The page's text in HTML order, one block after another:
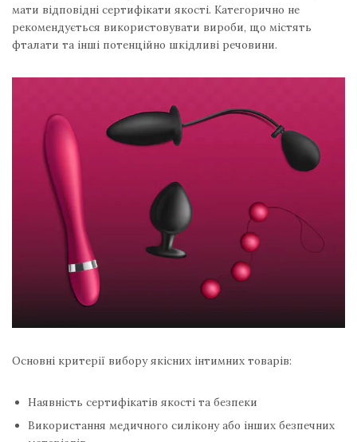
мати відповідні сертифікати якості. Категорично не
рекомендується використовувати вироби, що містять
фталати та інші потенційно шкідливі речовини.
Основні критерії вибору якісних інтимних товарів:
Наявність сертифікатів якості та безпеки
Використання медичного силікону або інших безпечних